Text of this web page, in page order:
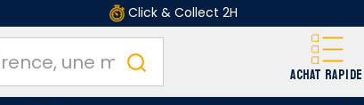
Click & Collect 2H
ACHAT RAPIDE